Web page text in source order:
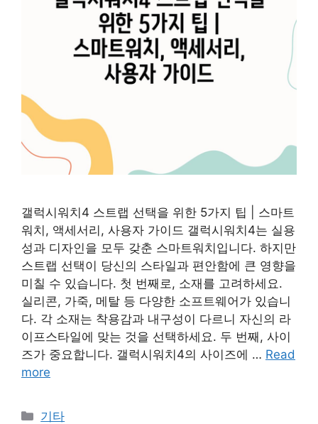
갤럭시워치4 스트랩 선택을 위한 5가지 팁 | 스마트
워치, 액세서리, 사용자 가이드 갤럭시워치4는 실용
성과 디자인을 모두 갖춘 스마트워치입니다. 하지만
스트랩 선택이 당신의 스타일과 편안함에 큰 영향을
미칠 수 있습니다. 첫 번째로, 소재를 고려하세요.
실리콘, 가죽, 메탈 등 다양한 소프트웨어가 있습니
다. 각 소재는 착용감과 내구성이 다르니 자신의 라
이프스타일에 맞는 것을 선택하세요. 두 번째, 사이
즈가 중요합니다. 갤럭시워치4의 사이즈에 … Read
more
Categories
기타